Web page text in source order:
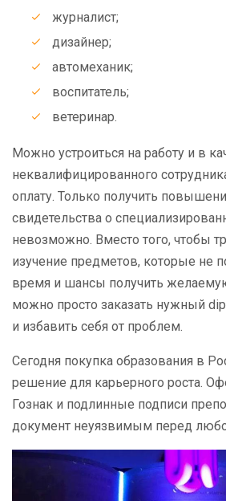
журналист;
дизайнер;
автомеханик;
воспитатель;
ветеринар.
Можно устроиться на работу и в
неквалифицированного
оплату. Только получить
свидетельства о
невозможно. Вместо того, чтобы
изучение предметов, которые не
время и шансы получить
можно просто заказать нужный
и избавить себя от проблем.
Сегодня покупка образования в
решение для карьерного роста.
Гознак и подлинные подписи
документ неуязвимым перед